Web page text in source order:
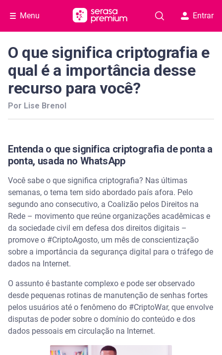
Menu Entrar
O que significa criptografia e
qual é a importância desse
recurso para você?
Por Lise Brenol
Entenda o que significa criptografia de ponta a
ponta, usada no WhatsApp
Você sabe o que significa criptografia? Nas últimas
semanas, o tema tem sido abordado país afora. Pelo
segundo ano consecutivo, a Coalizão pelos Direitos na
Rede – movimento que reúne organizações acadêmicas e
da sociedade civil em defesa dos direitos digitais –
promove o #CriptoAgosto, um mês de conscientização
sobre a importância da segurança digital para o tráfego de
dados na Internet.
O assunto é bastante complexo e pode ser observado
desde pequenas rotinas de manutenção de senhas fortes
pelos usuários até o fenômeno do #CriptoWar, que envolve
disputas de poder sobre o domínio do conteúdo e dos
dados pessoais em circulação na Internet.